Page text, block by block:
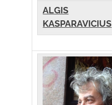
ALGIS
KASPARAVICIUS